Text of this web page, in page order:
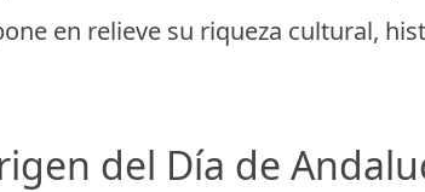
en relieve su riqueza cultural,
del Día de